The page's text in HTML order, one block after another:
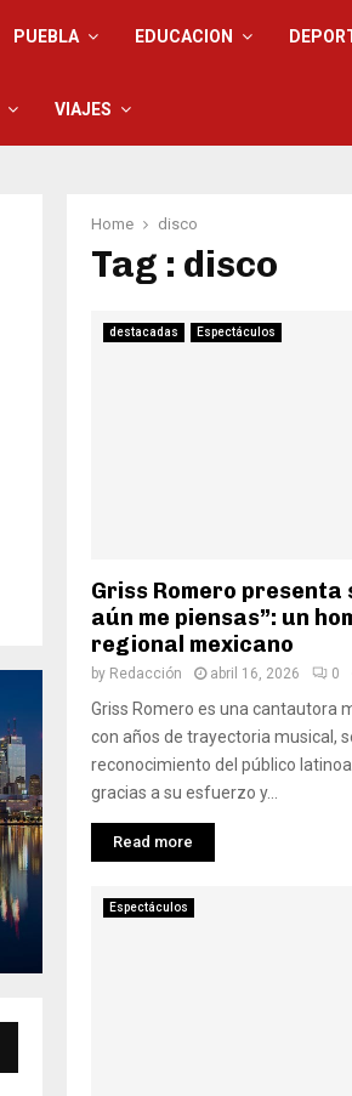
PUEBLA EDUCACION
VIAJES
Home disco
Tag : disco
destacadas Espectáculos
Griss Romero presenta
aún me piensas”: un
regional mexicano
by Redacción abril 16, 2026 0
Griss Romero es una cantautora
con años de trayectoria musical,
reconocimiento del público
gracias a su esfuerzo y...
Read more
Espectáculos